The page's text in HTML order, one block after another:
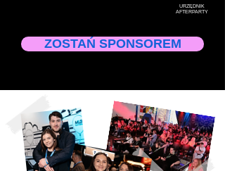
URZĘDNIK
AFTERPARTY
ZOSTAŃ SPONSOREM